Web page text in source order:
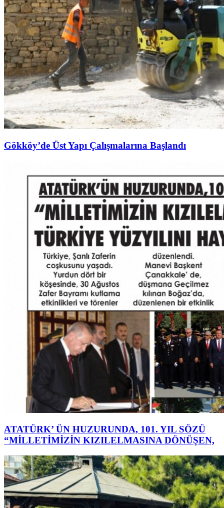
Gökköy’de Üst Yapı Çalışmalarına Başlandı
ATATÜRK’ ÜN HUZURUNDA, 101. YIL SÖZÜ
“MİLLETİMİZİN KIZILELMASINA DÖNÜŞEN,